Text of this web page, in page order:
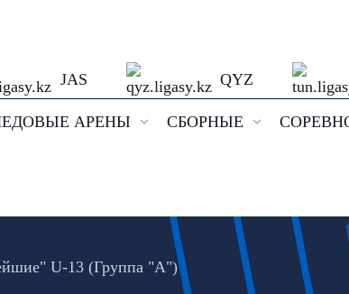
JAS QYZ
АРЕНЫ СБОРНЫЕ
U-13 (Группа "А")